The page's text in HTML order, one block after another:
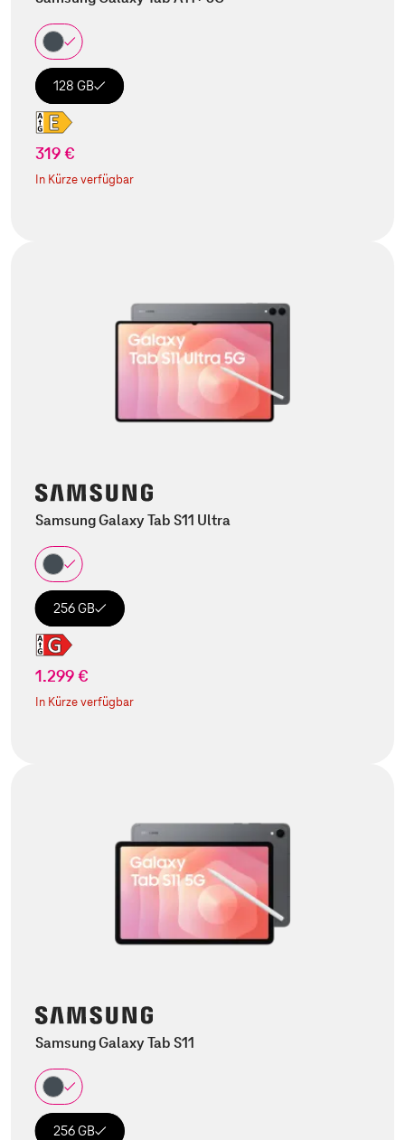
128 GB
319 €
In Kürze verfügbar
Samsung Galaxy Tab S11 Ultra
256 GB
1.299 €
In Kürze verfügbar
Samsung Galaxy Tab S11
256 GB